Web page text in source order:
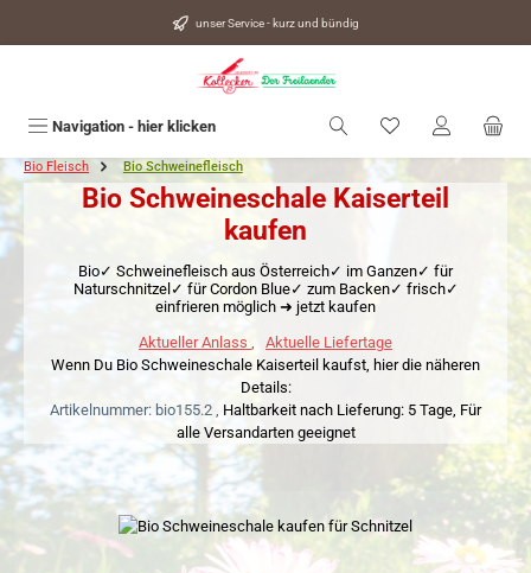
unser Service - kurz und bündig
Navigation - hier klicken Du hast 0
Bio Fleisch Bio Schweinefleisch
Bio Schweineschale Kaiserteil
kaufen
Bio✓ Schweinefleisch aus Österreich✓ im Ganzen✓ für
Naturschnitzel✓ für Cordon Blue✓ zum Backen✓ frisch✓
einfrieren möglich ➜ jetzt kaufen
Aktueller Anlass
Aktuelle Liefertage
Wenn Du Bio Schweineschale Kaiserteil kaufst, hier die näheren
Details:
Artikelnummer: bio155.2 , Haltbarkeit nach Lieferung: 5 Tage, Für
alle Versandarten geeignet
Bildergalerie überspringen